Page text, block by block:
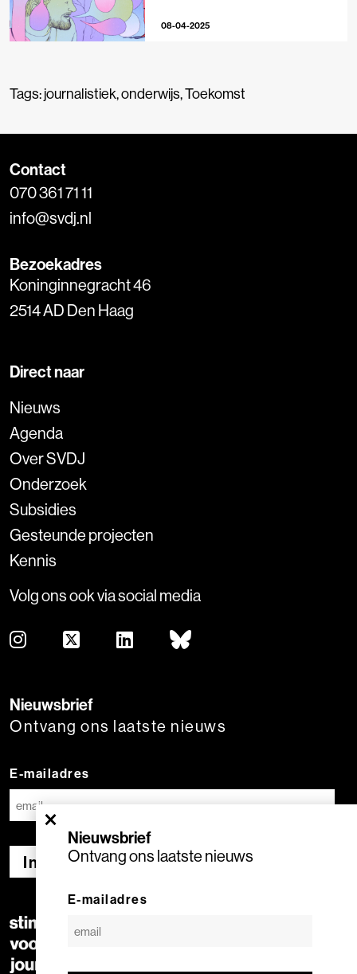
08-04-2025
Tags:journalistiek,onderwijs,Toekomst
×
Nieuwsbrief
Ontvang ons laatste nieuws
E-mailadres
Contact
070 361 71 11
info@svdj.nl
Bezoekadres
Koninginnegracht 46
2514 AD Den Haag
Direct naar
Nieuws
Agenda
Over SVDJ
Onderzoek
Subsidies
Gesteunde projecten
Kennis
Volg ons ook via social media
Nieuwsbrief
Ontvang ons laatste nieuws
E-mailadres
Inschrijven